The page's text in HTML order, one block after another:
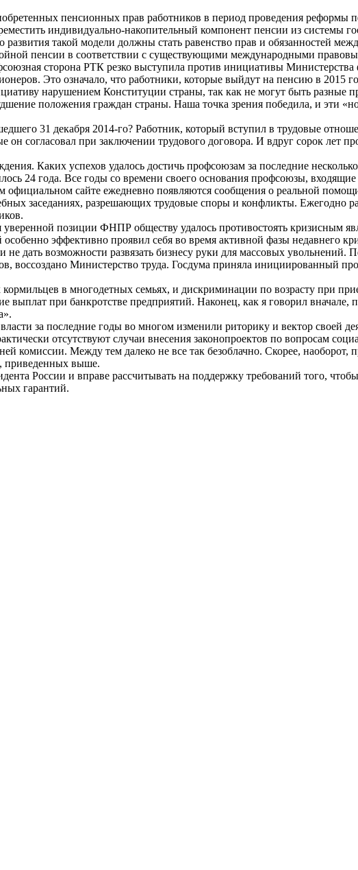
пенсионных прав работников в период проведения
индивидуально-накопительный компонент пенсии из системы
такой модели должны стать равенство прав и обязанностей
пенсии в соответствии с существующими международными
сторона РТК резко выступила против инициативы Министерства
Это означало, что работники, которые выйдут на пенсию в 2015
нарушением Конституции страны, так как не могут быть разные
положения граждан страны. Наша точка зрения победила, и эти
31 декабря 2014-го? Работник, который вступил в трудовые
согласовал при заключении трудового договора. И вдруг сорок лет
Каких успехов удалось достичь профсоюзам за последние несколько
24 года. Все годы со времени своего основания профсоюзы,
сайте ежедневно появляются сообщения о реальной
заседаниях, разрешающих трудовые споры и конфликты. Ежегодно
позиции ФНПР обществу удалось противостоять кризисным
эффективно проявил себя во время активной фазы недавнего
не дать возможности развязать бизнесу руки для массовых
Министерство труда. Госдума приняла инициированный
в многодетных семьях, и дискриминации по возрасту при
при банкротстве предприятий. Наконец, как я говорил вначале,
за последние годы во многом изменили риторику и вектор своей
отсутствуют случаи внесения законопроектов по вопросам
комиссии. Между тем далеко не все так безоблачно. Скорее,
приведенных выше.
России и вправе рассчитывать на поддержку требований того,
гарантий.